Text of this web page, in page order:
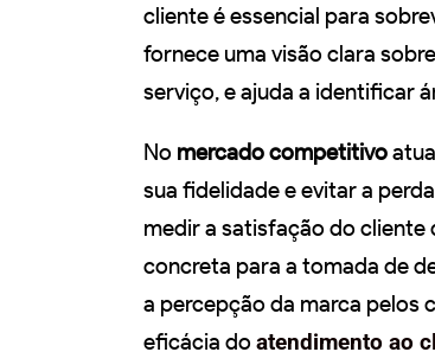
cliente é essencial para
fornece uma visão clara
serviço, e ajuda a identificar
No mercado competitivo
sua fidelidade e evitar a
medir a satisfação do cliente
concreta para a tomada de
a percepção da marca pelos
eficácia do atendimento ao